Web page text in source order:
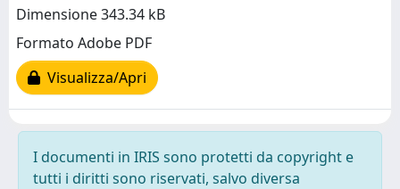
Dimensione 343.34 kB
Formato Adobe PDF
Visualizza/Apri
I documenti in IRIS sono protetti da copyright e
tutti i diritti sono riservati, salvo diversa